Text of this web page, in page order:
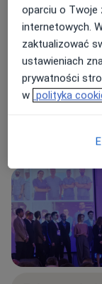
Pacjenci których
Dorośli
Dzieci w
adresami)
Rodzaje
oparciu o Twoje
internetowych.
zaktualizować
ustawieniach
prywatności
w polityka